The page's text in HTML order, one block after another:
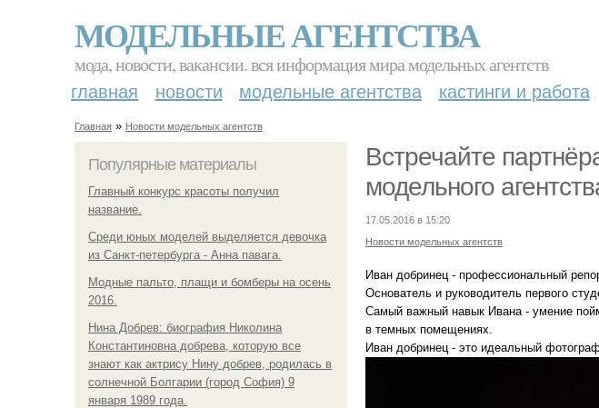
МОДЕЛЬНЫЕ АГЕНТСТВА
мода, новости, вакансии. вся информация мира модельных агентств
главная новости модельные агентства кастинги и работа
Главная » Новости модельных агентств
Популярные материалы
Главный конкурс красоты получил
название.
Среди юных моделей выделяется девочка
из Санкт-петербурга - Анна павага.
Модные пальто, плащи и бомберы на осень
2016.
Нина Добрев: биография Николина
Константиновна добрева, которую все
знают как актрису Нину добрев, родилась в
солнечной Болгарии (город София) 9
января 1989 года.
Встречайте
модельного
17.05.2016 в 15:20
Новости модельных агентств
Иван добринец - профессиональный
Основатель и руководитель первого
Самый важный навык Ивана - умение
в темных помещениях.
Иван добринец - это идеальный